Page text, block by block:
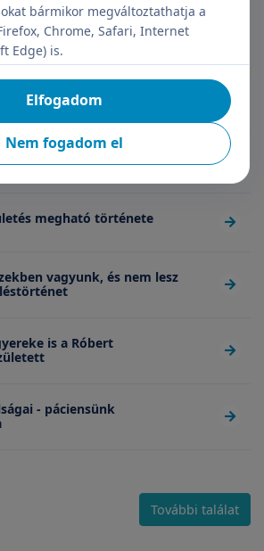
mehettünk haza először
hogy ilyen orvosa legyen
megható története
vagyunk, és nem lesz
is a Róbert
- páciensünk
További találat
bármikor megváltoztathatja a
Chrome, Safari, Internet
Edge) is.
Nem fogadom el
Elfogadom